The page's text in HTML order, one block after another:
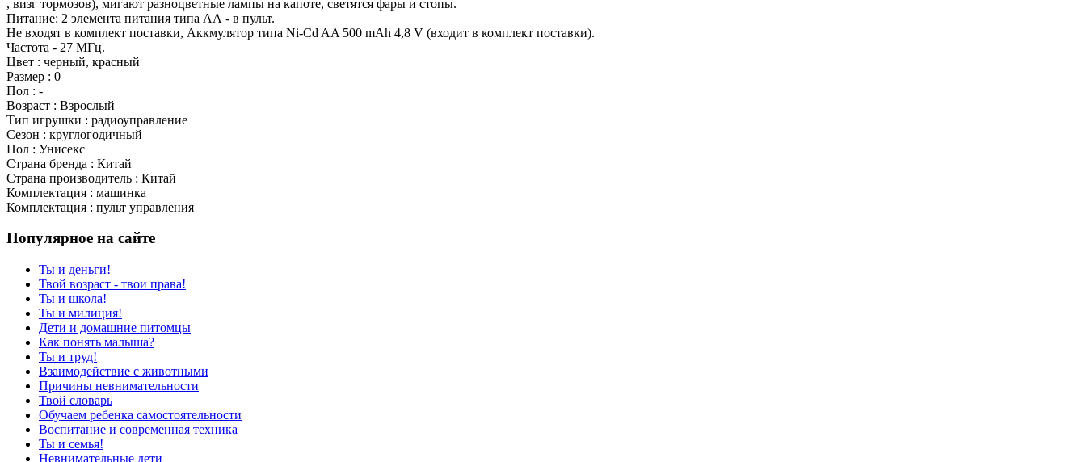
, визг тормозов), мигают разноцветные лампы на капоте, светятся фары и стопы.
Питание: 2 элемента питания типа АА - в пульт.
Не входят в комплект поставки, Аккмулятор типа Ni-Cd AA 500 mAh 4,8 V (входит в комплект поставки).
Частота - 27 МГц.
Цвет : черный, красный
Размер : 0
Пол : -
Возраст : Взрослый
Тип игрушки : радиоуправление
Сезон : круглогодичный
Пол : Унисекс
Страна бренда : Китай
Страна производитель : Китай
Комплектация : машинка
Комплектация : пульт управления
Популярное на сайте
Ты и деньги!
Твой возраст - твои права!
Ты и школа!
Ты и милиция!
Дети и домашние питомцы
Как понять малыша?
Ты и труд!
Взаимодействие с животными
Причины невнимательности
Твой словарь
Обучаем ребенка самостоятельности
Воспитание и современная техника
Ты и семья!
Невнимательные дети